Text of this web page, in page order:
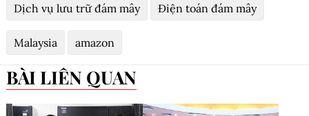
Dịch vụ lưu trữ đám mây Điện toán đám mây
Malaysia amazon
BÀI LIÊN QUAN